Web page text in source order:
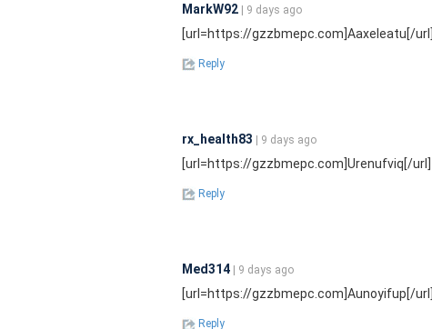
MarkW92| 9 days ago
[url=https://gzzbmepc.com]Aaxeleatu[/
Reply
rx_health83 | 9 days ago
[url=https://gzzbmepc.com]Urenufviq[/
Reply
Med314| 9 days ago
[url=https://gzzbmepc.com]Aunoyifup[/
Reply